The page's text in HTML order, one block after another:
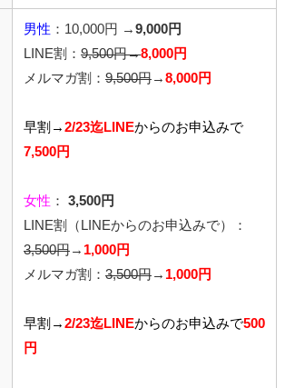
男性 ：10,000円 → 9,000円
LINE割： 9,500円→8,000円
メルマガ割： 9,500円 → 8,000円
早割→ 2/23迄LINEからのお申込みで
7,500円
女性 ：
3,500円
LINE割
（LINEからのお申込みで）
：
3,500円 → 1,000円
メルマガ割： 3,500円 → 1,000円
早割→ 2/23迄LINEからのお申込みで500
円